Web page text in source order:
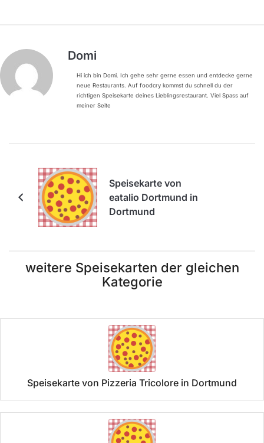
Domi
Hi ich bin Domi. Ich gehe sehr gerne essen und entdecke gerne
neue Restaurants. Auf foodcry kommst du schnell du der
richtigen Speisekarte deines Lieblingsrestaurant. Viel Spass auf
meiner Seite
Speisekarte von
eatalio Dortmund in
Dortmund
weitere Speisekarten der gleichen
Kategorie
Speisekarte von Pizzeria Tricolore in Dortmund